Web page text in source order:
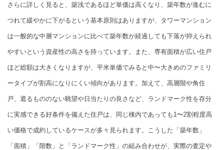
さらに詳しく見ると、築浅であるほど単価は高くなり、築年数が進むに
つれて緩やかに下がるという基本原則はありますが、タワーマンション
は一般的な中層マンションに比べて築年数が経過しても下落が抑えられ
やすいという資産性の高さを持っています。また、専有面積が広い住戸
ほど総額は大きくなりますが、平米単価でみると中〜大きめのファミリ
ータイプが割高になりにくい傾向があります。加えて、高層階や角住
戸、遮るもののない眺望や日当たりの良さなど、ランドマーク性を存分
に実感できる好条件を備えた住戸は、同じ棟内であっても1〜2割程度高
い価格で成約しているケースが多々見られます。こうした「築年数」
「面積」「階数」と「ランドマーク性」の組み合わせが、実際の査定や